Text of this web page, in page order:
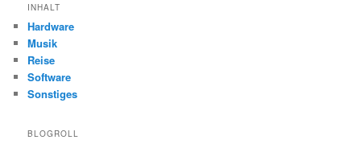
INHALT
Hardware
Musik
Reise
Software
Sonstiges
BLOGROLL